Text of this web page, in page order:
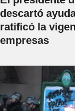
descartó
ratificó la
empresas